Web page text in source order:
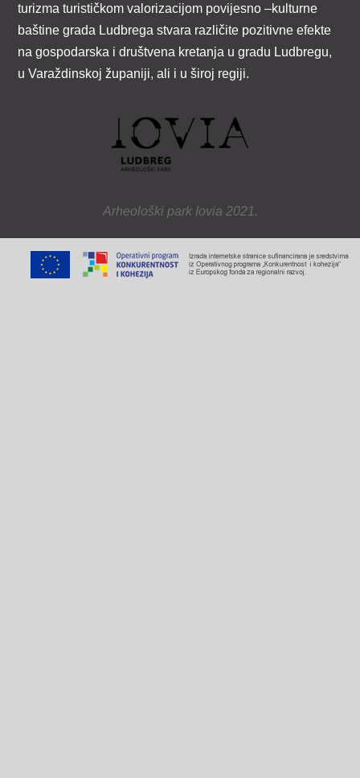
turizma turističkom valorizacijom povijesno –kulturne
baštine grada Ludbrega stvara različite pozitivne efekte
na gospodarska i društvena kretanja u gradu Ludbregu,
u Varaždinskoj županiji, ali i u široj regiji.
Arheološki park Iovia 2021.